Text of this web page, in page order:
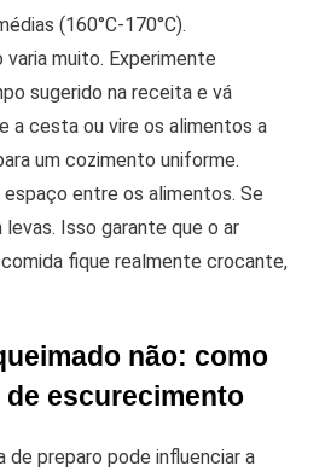
(160°C-170°C).
varia muito. Experimente
sugerido na receita e vá
a cesta ou vire os alimentos a
um cozimento uniforme.
espaço entre os alimentos. Se
levas. Isso garante que o ar
fique realmente crocante,
não: como
escurecimento
de preparo pode influenciar a